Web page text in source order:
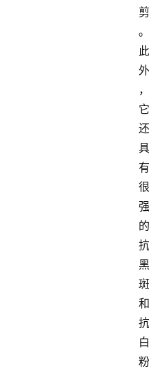
剪
。
此
外
，
它
还
具
有
很
强
的
抗
黑
斑
和
抗
白
粉